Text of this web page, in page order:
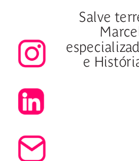
Salve
e